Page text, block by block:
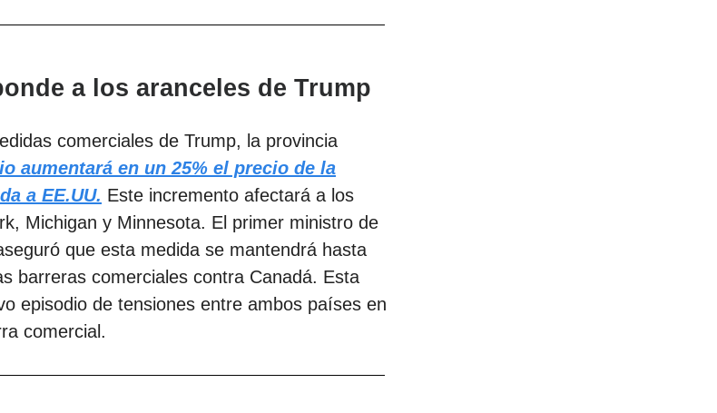
a los aranceles de Trump
comerciales de Trump, la provincia
aumentará en un 25% el precio de la
a EE.UU. Este incremento afectará a los
Michigan y Minnesota. El primer ministro de
que esta medida se mantendrá hasta
barreras comerciales contra Canadá. Esta
episodio de tensiones entre ambos países en
comercial.